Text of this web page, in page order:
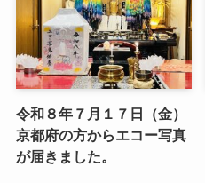
令和８年７月１７日（金）
京都府の方からエコー写真
が届きました。